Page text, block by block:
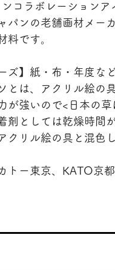
ンコラボレーションア
パンの老舗画材メー
料です。
ズ】紙・布・年度
とは、アクリル絵の
が強いので<日本の
剤としては乾燥時間
クリル絵の具と混色
トー東京、KATO京